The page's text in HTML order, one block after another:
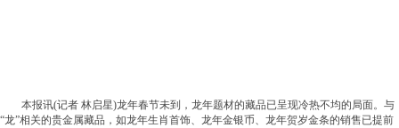
本报讯(记者 林启星)龙年春节未到，龙年题材的藏品已呈现冷热不均的局面。与
“龙”相关的贵金属藏品，如龙年生肖首饰、龙年金银币、龙年贺岁金条的销售已提前